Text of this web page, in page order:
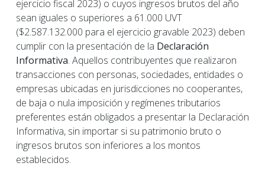
ejercicio fiscal 2023) o cuyos ingresos brutos del año
sean iguales o superiores a 61.000 UVT
($2.587.132.000 para el ejercicio gravable 2023) deben
cumplir con la presentación de la Declaración
Informativa. Aquellos contribuyentes que realizaron
transacciones con personas, sociedades, entidades o
empresas ubicadas en jurisdicciones no cooperantes,
de baja o nula imposición y regímenes tributarios
preferentes están obligados a presentar la Declaración
Informativa, sin importar si su patrimonio bruto o
ingresos brutos son inferiores a los montos
establecidos.